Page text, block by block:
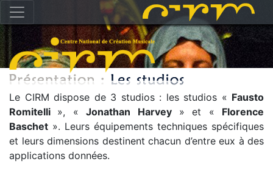
Le CIRM dispose de 3 studios : les studios « Fausto
Romitelli », «Jonathan Harvey» et « Florence
Baschet ». Leurs équipements techniques spécifiques
et leurs dimensions destinent chacun d’entre eux à des
applications données.